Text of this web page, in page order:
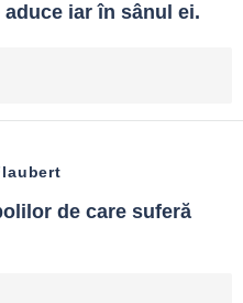
iar în sânul ei.
de care suferă